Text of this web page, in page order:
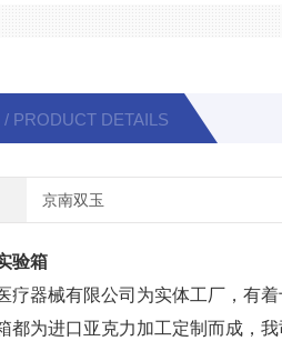
/ PRODUCT DETAILS
京南双玉
验箱
疗器械有限公司为实体工厂，有
都为进口亚克力加工定制而成，